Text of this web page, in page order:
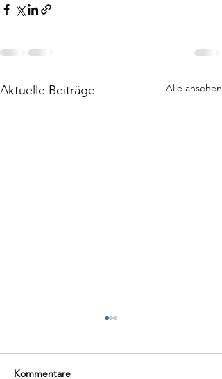
Aktuelle Beiträge Alle ansehen
Kommentare